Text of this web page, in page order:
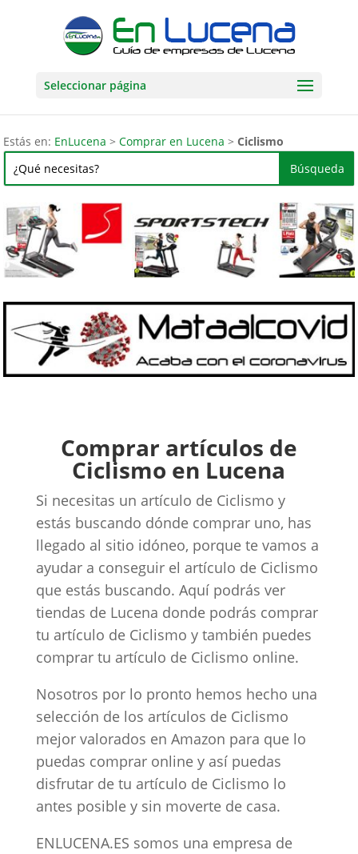
Seleccionar página
Estás en: EnLucena >Comprar en Lucena >Ciclismo
Comprar artículos de
Ciclismo en Lucena
Si necesitas un artículo de Ciclismo y
estás buscando dónde comprar uno, has
llegado al sitio idóneo, porque te vamos a
ayudar a conseguir el artículo de Ciclismo
que estás buscando. Aquí podrás ver
tiendas de Lucena donde podrás comprar
tu artículo de Ciclismo y también puedes
comprar tu artículo de Ciclismo online.
Nosotros por lo pronto hemos hecho una
selección de los artículos de Ciclismo
mejor valorados en Amazon para que lo
puedas comprar online y así puedas
disfrutar de tu artículo de Ciclismo lo
antes posible y sin moverte de casa.
ENLUCENA.ES somos una empresa de